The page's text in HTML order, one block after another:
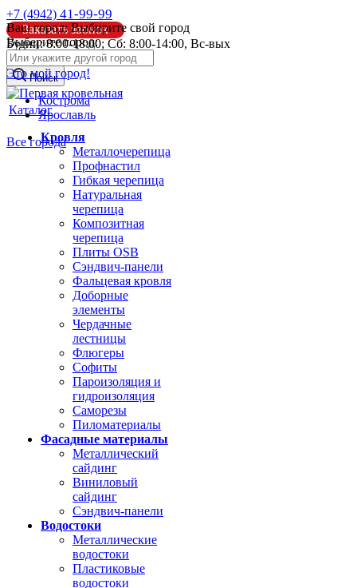
Ваш город: Выбирите свой город
Выберите город:
Это мой город!
Кострома
Ярославль
Все города
+7 (4942) 41-99-99
Заказать звонок
Будни: 8:00-18:00; Сб: 8:00-14:00, Вс-вых
info@pk44.ru
Поиск
Каталог
Кровля
Металлочерепица
Профнастил
Гибкая черепица
Натуральная
черепица
Композитная
черепица
Плиты OSB
Сэндвич-панели
Фальцевая кровля
Доборные
элементы
Чердачные
лестницы
Флюгеры
Софиты
Пароизоляция и
гидроизоляция
Саморезы
Пиломатериалы
Фасадные материалы
Металлический
сайдинг
Виниловый
сайдинг
Сэндвич-панели
Водостоки
Металлические
водостоки
Пластиковые
водостоки